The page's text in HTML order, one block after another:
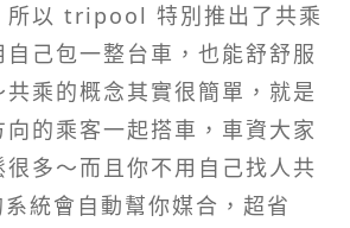
所以 tripool 特別推出了共乘
己包一整台車，也能舒舒服
乘的概念其實很簡單，就是
的乘客一起搭車，車資大家
多～而且你不用自己找人共
統會自動幫你媒合，超省